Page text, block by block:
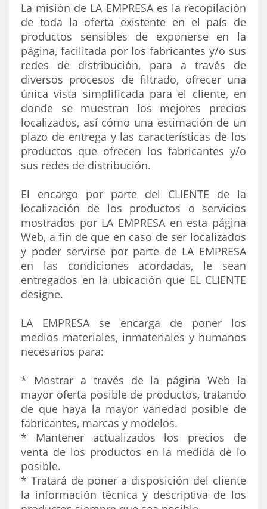
La misión de LA EMPRESA es la recopilación
de toda la oferta existente en el país de
productos sensibles de exponerse en la
página, facilitada por los fabricantes y/o sus
redes de distribución, para a través de
diversos procesos de filtrado, ofrecer una
única vista simplificada para el cliente, en
donde se muestran los mejores precios
localizados, así cómo una estimación de un
plazo de entrega y las características de los
productos que ofrecen los fabricantes y/o
sus redes de distribución.
El encargo por parte del CLIENTE de la
localización de los productos o servicios
mostrados por LA EMPRESA en esta página
Web, a fin de que en caso de ser localizados
y poder servirse por parte de LA EMPRESA
en las condiciones acordadas, le sean
entregados en la ubicación que EL CLIENTE
designe.
LA EMPRESA se encarga de poner los
medios materiales, inmateriales y humanos
necesarios para:
* Mostrar a través de la página Web la
mayor oferta posible de productos, tratando
de que haya la mayor variedad posible de
fabricantes, marcas y modelos.
* Mantener actualizados los precios de
venta de los productos en la medida de lo
posible.
* Tratará de poner a disposición del cliente
la información técnica y descriptiva de los